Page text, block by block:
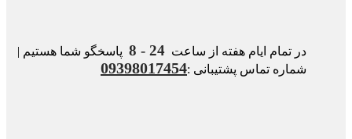
تمام ایام هفته از ساعت 24 - 8
پاسخگو شما هستیم |
تماس پشتیبانی :09398017454